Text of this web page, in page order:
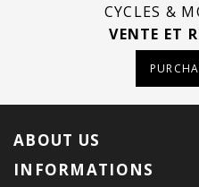
CYCLES &
VENTE ET
ABOUT US
INFORMATIONS